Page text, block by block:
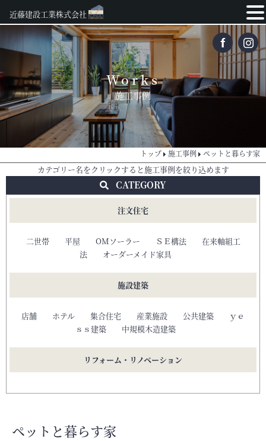
Works
施工事例
トップ 施工事例 ペットと暮らす家
カテゴリー名をクリックすると施工事例を絞り込めます
CATEGORY
注文住宅
二世帯 平屋 OMソーラー ＳＥ構法
在来軸組工
法
オーダーメイド家具
施設建築
店舗 ホテル 集合住宅 産業施設 公共建築
ｙｅ
ｓｓ建築
中規模木造建築
リフォーム・リノベーション
ペットと暮らす家
近藤建設工業株式会社